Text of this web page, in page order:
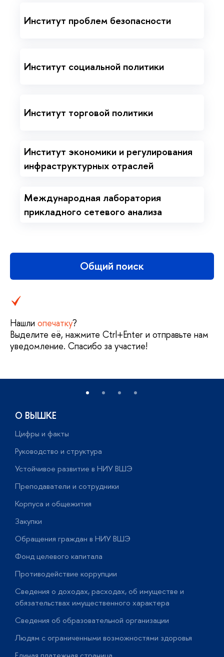
Институт проблем безопасности
Институт социальной политики
Институт торговой политики
Институт экономики и регулирования
инфраструктурных отраслей
Международная лаборатория
прикладного сетевого анализа
Общий поиск
Нашли опечатку?
Выделите её, нажмите Ctrl+Enter и отправьте нам
уведомление. Спасибо за участие!
О ВЫШКЕ
Цифры и факты
Руководство и структура
Устойчивое развитие в НИУ ВШЭ
Преподаватели и сотрудники
Корпуса и общежития
Закупки
Обращения граждан в НИУ ВШЭ
Фонд целевого капитала
Противодействие коррупции
Сведения о доходах, расходах, об имуществе и
обязательствах имущественного характера
Сведения об образовательной организации
Людям с ограниченными возможностями здоровья